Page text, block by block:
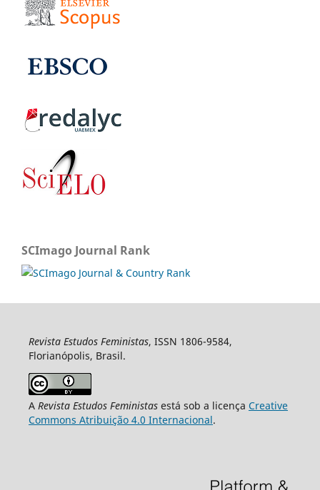
SCImago Journal Rank
Revista Estudos Feministas, ISSN 1806-9584,
Florianópolis, Brasil.
A Revista Estudos Feministasestá sob a licença Creative
Commons Atribuição 4.0 Internacional.